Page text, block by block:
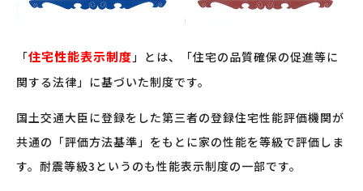
「住宅性能表示制度」とは、「住宅の品質確保の促進等に
関する法律」に基づいた制度です。
国土交通大臣に登録をした第三者の登録住宅性能評価機関が
共通の「評価方法基準」をもとに家の性能を等級で評価しま
す。耐震等級3というのも性能表示制度の一部です。